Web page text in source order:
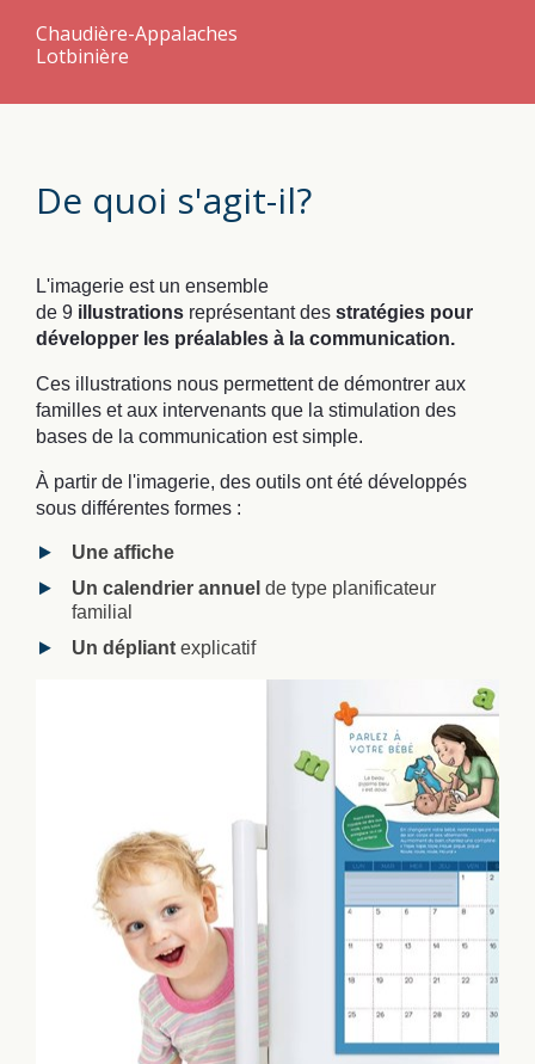
Chaudière-Appalaches
Lotbinière
De quoi s'agit-il?
L'imagerie est un ensemble
de 9 illustrations représentant des stratégies pour
développer les préalables à la communication.
Ces illustrations nous permettent de démontrer aux
familles et aux intervenants que la stimulation des
bases de la communication est simple.
À partir de l'imagerie, des outils ont été développés
sous différentes formes :
Une affiche
Un calendrier annuel de type planificateur
familial
Un dépliant explicatif